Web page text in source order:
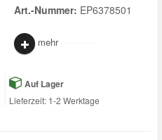
Art.-Nummer: EP6378501
mehr
Auf Lager
Lieferzeit: 1-2 Werktage